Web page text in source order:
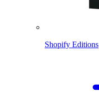
Shopify Editions